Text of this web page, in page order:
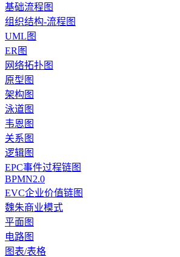
基础流程图
组织结构-流程图
UML图
ER图
网络拓扑图
原型图
架构图
泳道图
韦恩图
关系图
逻辑图
EPC事件过程链图
BPMN2.0
EVC企业价值链图
魏朱商业模式
平面图
电路图
图表/表格